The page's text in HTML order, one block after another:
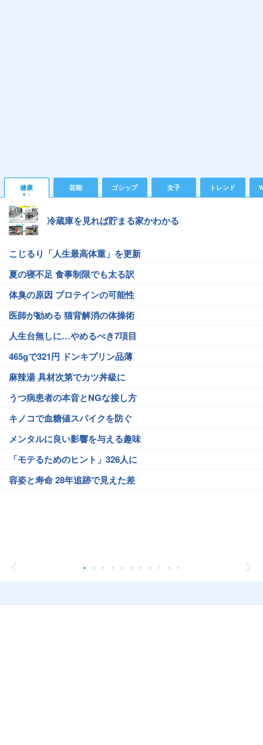
健康 芸能 ゴシップ 女子 トレンド
冷蔵庫を見れば貯まる家かわかる
こじるり「人生最高体重」を更新
夏の寝不足 食事制限でも太る訳
体臭の原因 プロテインの可能性
医師が勧める 猫背解消の体操術
人生台無しに…やめるべき7項目
465gで321円 ドンキプリン品薄
麻辣湯 具材次第でカツ丼級に
うつ病患者の本音とNGな接し方
キノコで血糖値スパイクを防ぐ
メンタルに良い影響を与える趣味
「モテるためのヒント」326人に
容姿と寿命 28年追跡で見えた差